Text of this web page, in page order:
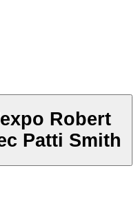
Robert
Patti Smith